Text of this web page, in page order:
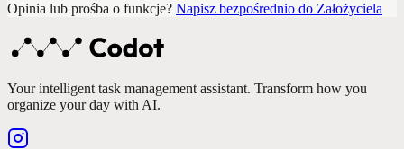
Opinia lub prośba o funkcje? Napisz bezpośrednio do Założyciela
Your intelligent task management assistant. Transform how you
organize your day with AI.